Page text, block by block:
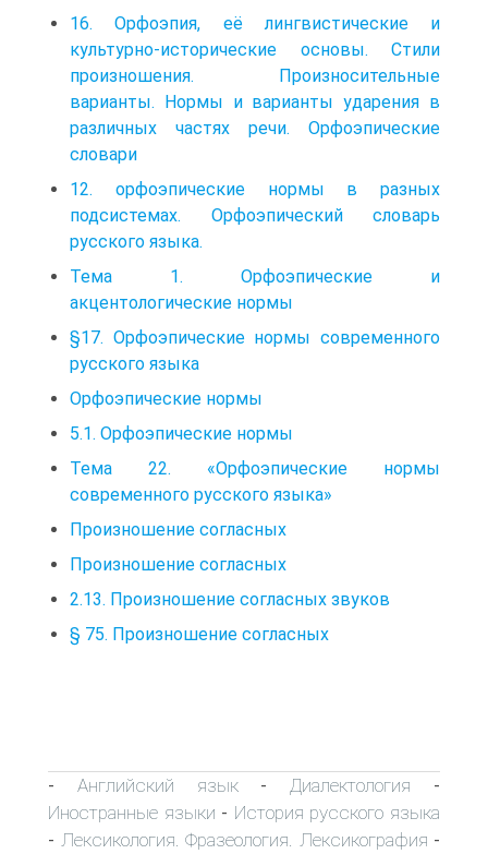
16. Орфоэпия, её лингвистические и
культурно-исторические основы. Стили
произношения. Произносительные
варианты. Нормы и варианты ударения в
различных частях речи. Орфоэпические
словари
12. орфоэпические нормы в разных
подсистемах. Орфоэпический словарь
русского языка.
Тема 1. Орфоэпические и
акцентологические нормы
§17. Орфоэпические нормы современного
русского языка
Орфоэпические нормы
5.1. Орфоэпические нормы
Тема 22. «Орфоэпические нормы
современного русского языка»
Произношение согласных
Произношение согласных
2.13. Произношение согласных звуков
§ 75. Произношение согласных
- Английский язык- Диалектология -
Иностранные языки - История русского языка
- Лексикология. Фразеология. Лексикография -